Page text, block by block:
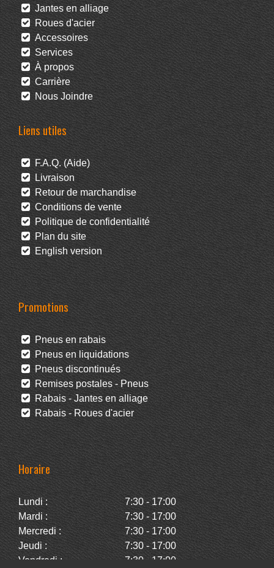
Jantes en alliage
Roues d'acier
Accessoires
Services
À propos
Carrière
Nous Joindre
Liens utiles
F.A.Q. (Aide)
Livraison
Retour de marchandise
Conditions de vente
Politique de confidentialité
Plan du site
English version
Promotions
Pneus en rabais
Pneus en liquidations
Pneus discontinués
Remises postales - Pneus
Rabais - Jantes en alliage
Rabais - Roues d'acier
Horaire
Lundi :
7:30 - 17:00
Mardi :
7:30 - 17:00
Mercredi :
7:30 - 17:00
Jeudi :
7:30 - 17:00
Vendredi :
7:30 - 17:00